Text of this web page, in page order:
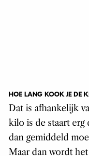
HOE LANG KOOK JE DE
Dat is afhankelijk
kilo is de staart erg
dan gemiddeld
Maar dan wordt